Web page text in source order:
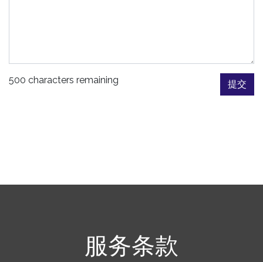
500 characters remaining 提交
服务条款